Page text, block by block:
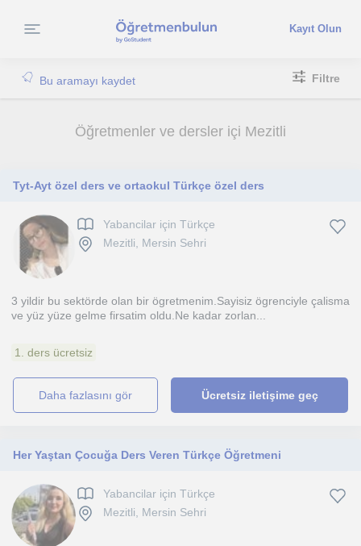
Kayıt Olun
Bu aramayı kaydet Filtre
Öğretmenler ve dersler içi Mezitli
Tyt-Ayt özel ders ve ortaokul Türkçe özel ders
Yabancilar için Türkçe
Mezitli, Mersin Sehri
3 yildir bu sektörde olan bir ögretmenim.Sayisiz ögrenciyle çalisma
ve yüz yüze gelme firsatim oldu.Ne kadar zorlan...
1. ders ücretsiz
daha fazlasını gör Ücretsiz iletişime geç
Her Yaştan Çocuğa Ders Veren Türkçe Öğretmeni
Yabancilar için Türkçe
Mezitli, Mersin Sehri